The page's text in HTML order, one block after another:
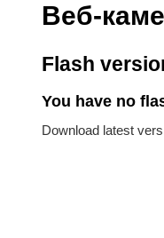
Веб-
Flash
You have no
Download latest